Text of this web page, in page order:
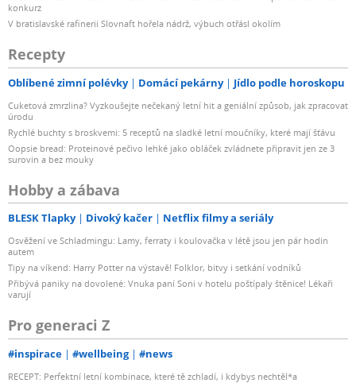
konkurz
V bratislavské rafinerii Slovnaft hořela nádrž, výbuch otřásl okolím
Recepty
Oblíbené zimní polévky Domácí pekárny Jídlo podle horoskopu
Cuketová zmrzlina? Vyzkoušejte nečekaný letní hit a geniální způsob, jak zpracovat
úrodu
Rychlé buchty s broskvemi: 5 receptů na sladké letní moučníky, které mají šťávu
Oopsie bread: Proteinové pečivo lehké jako obláček zvládnete připravit jen ze 3
surovin a bez mouky
Hobby a zábava
BLESK Tlapky Divoký kačer Netflix filmy a seriály
Osvěžení ve Schladmingu: Lamy, ferraty i koulovačka v létě jsou jen pár hodin
autem
Tipy na víkend: Harry Potter na výstavě! Folklor, bitvy i setkání vodníků
Přibývá paniky na dovolené: Vnuka paní Soni v hotelu poštípaly štěnice! Lékaři
varují
Pro generaci Z
#inspirace #wellbeing #news
RECEPT: Perfektní letní kombinace, které tě zchladí, i kdybys nechtěl*a